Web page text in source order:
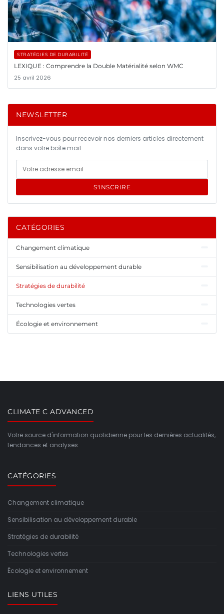
STRATÉGIES DE DURABILITÉ
LEXIQUE : Comprendre la Double Matérialité selon WMC
25 avril 2026
NEWSLETTER
Inscrivez-vous pour recevoir nos derniers articles directement
dans votre boîte mail.
S'INSCRIRE
CATÉGORIES
Changement climatique
Sensibilisation au développement durable
Stratégies de durabilité
Technologies vertes
Écologie et environnement
CLIMATE C ADVANCED
Votre source d'information quotidienne pour les dernières actualités,
tendances et analyses.
CATÉGORIES
Changement climatique
Sensibilisation au développement durable
Stratégies de durabilité
Technologies vertes
Écologie et environnement
LIENS UTILES